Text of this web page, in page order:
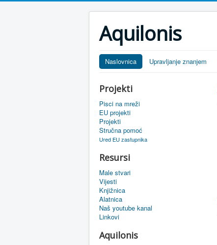
Aquilonis
Naslovnica Upravljanje znanjem
Projekti
Pisci na mreži
EU projekti
Projekti
Stručna pomoć
Ured EU zastupnika
Resursi
Male stvari
Vijesti
Knjižnica
Alatnica
Naš youtube kanal
Linkovi
Aquilonis